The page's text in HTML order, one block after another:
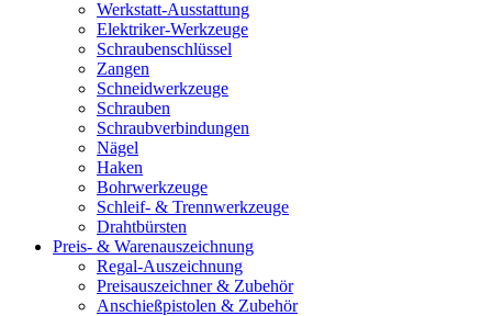
Werkstatt-Ausstattung
Elektriker-Werkzeuge
Schraubenschlüssel
Zangen
Schneidwerkzeuge
Schrauben
Schraubverbindungen
Nägel
Haken
Bohrwerkzeuge
Schleif- & Trennwerkzeuge
Drahtbürsten
Preis- & Warenauszeichnung
Regal-Auszeichnung
Preisauszeichner & Zubehör
Anschießpistolen & Zubehör